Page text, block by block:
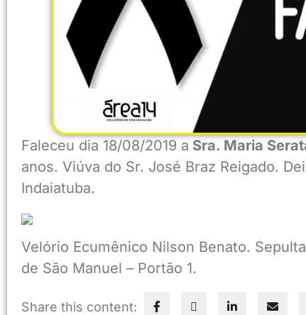
Faleceu dia 18/08/2019 a Sra. Maria
anos. Viúva do Sr. José Braz Reigado.
Indaiatuba.
Velório Ecumênico Nilson Benato.
de São Manuel – Portão 1.
Share this content: